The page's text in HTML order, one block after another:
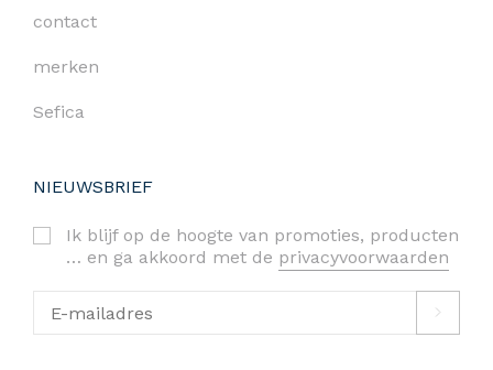
contact
merken
Sefica
NIEUWSBRIEF
Ik blijf op de hoogte van promoties, producten
… en ga akkoord met de privacyvoorwaarden